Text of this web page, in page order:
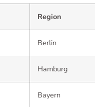
Region
Berlin
Hamburg
Bayern